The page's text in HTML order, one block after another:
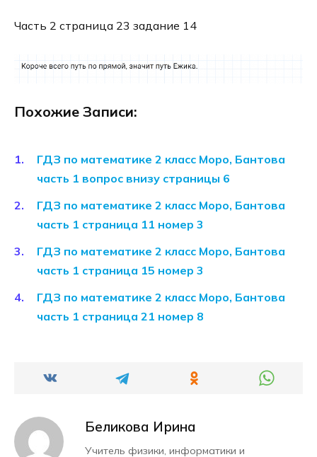
Часть 2 страница 23 задание 14
Похожие Записи:
ГДЗ по математике 2 класс Моро, Бантова
часть 1 вопрос внизу страницы 6
ГДЗ по математике 2 класс Моро, Бантова
часть 1 страница 11 номер 3
ГДЗ по математике 2 класс Моро, Бантова
часть 1 страница 15 номер 3
ГДЗ по математике 2 класс Моро, Бантова
часть 1 страница 21 номер 8
Беликова Ирина
Учитель физики, информатики и